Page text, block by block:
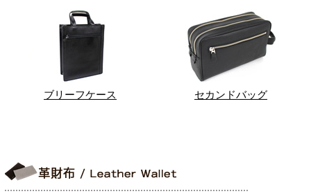
ブリーフケース セカンドバッグ